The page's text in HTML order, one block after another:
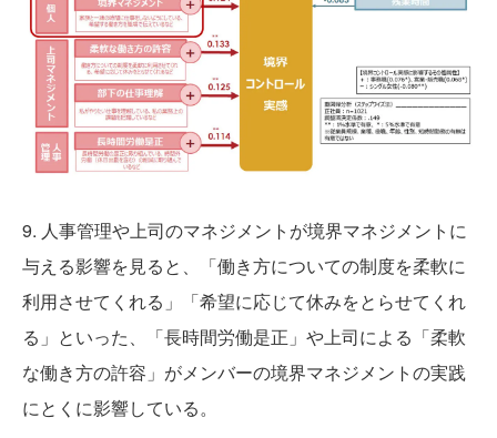
9. 人事管理や上司のマネジメントが境界マネジメントに
与える影響を見ると、「働き方についての制度を柔軟に
利用させてくれる」「希望に応じて休みをとらせてくれ
る」といった、「長時間労働是正」や上司による「柔軟
な働き方の許容」がメンバーの境界マネジメントの実践
にとくに影響している。